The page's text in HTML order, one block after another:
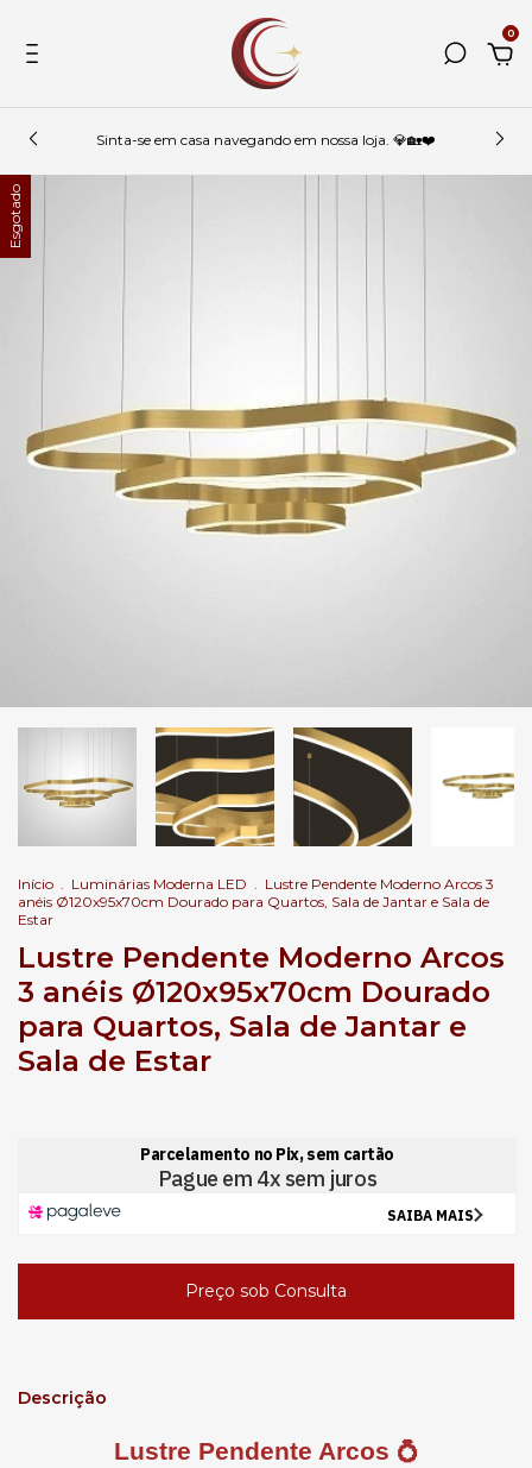
0
Sinta-se em casa navegando em nossa loja. 💎🏡❤️
Esgotado
Início . Luminárias Moderna LED . Lustre Pendente Moderno Arcos 3
anéis Ø120x95x70cm Dourado para Quartos, Sala de Jantar e Sala de
Estar
Lustre Pendente Moderno Arcos
3 anéis Ø120x95x70cm Dourado
para Quartos, Sala de Jantar e
Sala de Estar
Descrição
Lustre Pendente Arcos 💍